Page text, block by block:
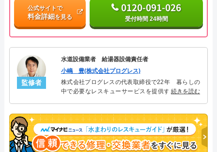
公式サイトで
料金詳細を見る
0120-091-026
受付時間 24時間
監修者
水道設備業者 給湯器設備責任者
小嶋 豊(株式会社プログレス)
株式会社プログレスの代表取締役で22年 暮らしの
中で必要なレスキューサービスを提供する株式会社
決。多くのお客様に信頼される「給湯器」のスペシ
ャリスト。
続きを読む